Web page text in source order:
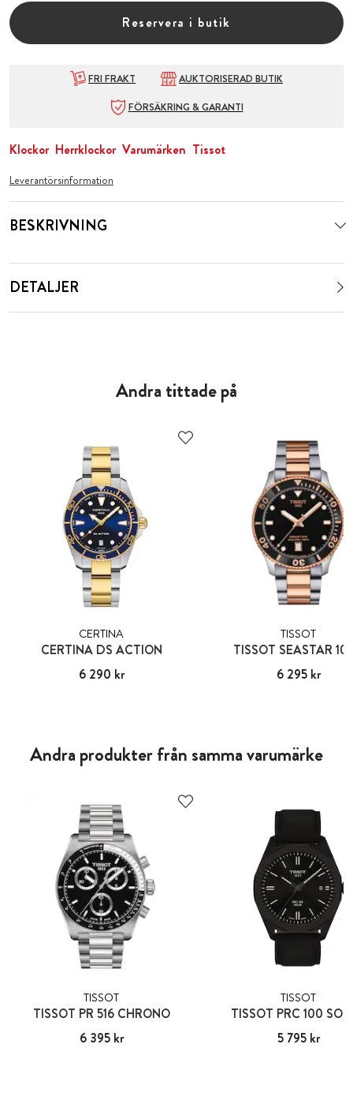
Reservera i butik
FRI FRAKT
AUKTORISERAD BUTIK
FÖRSÄKRING & GARANTI
Klockor Herrklockor Varumärken Tissot
Leverantörsinformation
BESKRIVNING
DETALJER
Andra tittade på
CERTINA
CERTINA DS ACTION
Pris:6 290 kr
6 290 kr
TISSOT
TISSOT SEASTAR
Pris:6 295 kr
6 295 kr
Andra produkter från samma varumärke
TISSOT
TISSOT PR 516 CHRONO
Pris:6 395 kr
6 395 kr
TISSOT
TISSOT PRC 100
Pris :5 795 kr
5 795 kr